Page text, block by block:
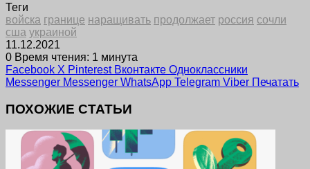
Теги
войска границе наращивать продолжает россия сочли
сша украиной
11.12.2021
0 Время чтения: 1 минута
Facebook X Pinterest Вконтакте Одноклассники
Messenger Messenger WhatsApp Telegram Viber Печатать
ПОХОЖИЕ СТАТЬИ